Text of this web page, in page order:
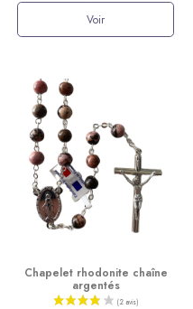
Voir
Chapelet rhodonite chaîne
argentés